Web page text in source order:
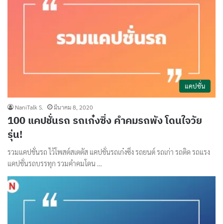
แคปชั่น
NaniTalk S. มีนาคม 8, 2020
100 แคปชั่นรถ รถเก๋งซิ่ง คำคมรถพัง โดนใจวัย
รุ่น!
รวมแคปชั่นรถ ไว้โพสต์สเตตัส แคปชั่นรถเก๋งซิ่ง รถยนต์ รถเก่า รถติด รถแรง
แคปชั่นรถบรรทุก รวมคําคมโดน …